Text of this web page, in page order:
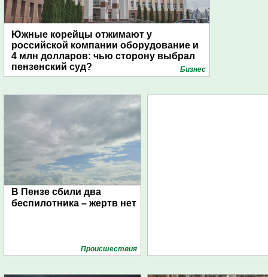
Южные корейцы отжимают у
российской компании оборудование и
4 млн долларов: чью сторону выбрал
пензенский суд?
Бизнес
В Пензе сбили два
беспилотника – жертв нет
Проиcшествия